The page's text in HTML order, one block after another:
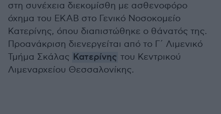
στη συνέχεια διεκομίσθη με ασθενοφόρο
όχημα του ΕΚΑΒ στο Γενικό Νοσοκομείο
Κατερίνης, όπου διαπιστώθηκε ο θάνατός της.
Προανάκριση διενεργείται από το Γ΄ Λιμενικό
Τμήμα Σκάλας Κατερίνης του Κεντρικού
Λιμεναρχείου Θεσσαλονίκης.